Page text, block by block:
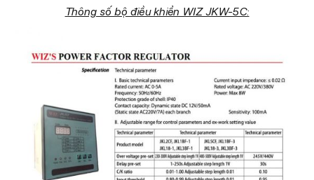
Thông số bộ điều khiển WIZ JKW-5C: